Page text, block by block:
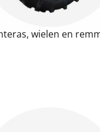
wielen en